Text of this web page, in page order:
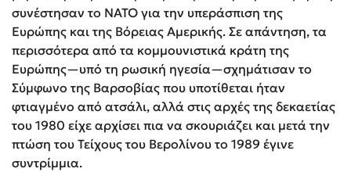
συνέστησαν το ΝΑΤΟ για την υπεράσπιση της
Ευρώπης και της Βόρειας Αμερικής. Σε απάντηση, τα
περισσότερα από τα κομμουνιστικά κράτη της
Ευρώπης—υπό τη ρωσική ηγεσία—σχημάτισαν το
Σύμφωνο της Βαρσοβίας που υποτίθεται ήταν
φτιαγμένο από ατσάλι, αλλά στις αρχές της δεκαετίας
του 1980 είχε αρχίσει πια να σκουριάζει και μετά την
πτώση του Τείχους του Βερολίνου το 1989 έγινε
συντρίμμια.